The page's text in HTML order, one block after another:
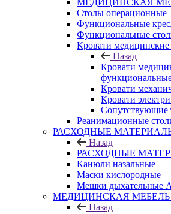
Столы операционные
Функциональные
Функциональные
Кровати
Назад
Кровати
Кровати
Кровати
Сопутствующие
Реанимационные
РАСХОДНЫЕ
Назад
РАСХОДНЫЕ
Канюли назальные
Маски кислородные
Мешки дыхательные
МЕДИЦИНСКАЯ
Назад